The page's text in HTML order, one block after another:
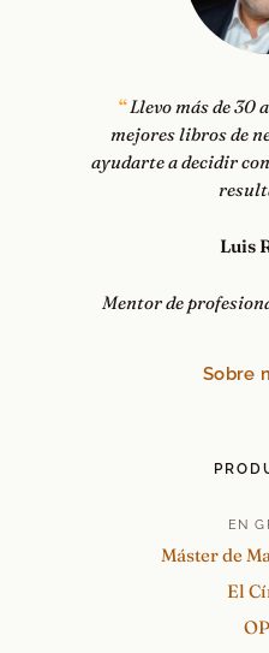
Llevo más de 30
mejores libros de
ayudarte a decidir
Luis
Mentor de
Sobre
EN
Máster de
El